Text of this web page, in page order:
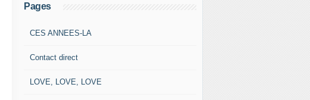
Pages
CES ANNEES-LA
Contact direct
LOVE, LOVE, LOVE